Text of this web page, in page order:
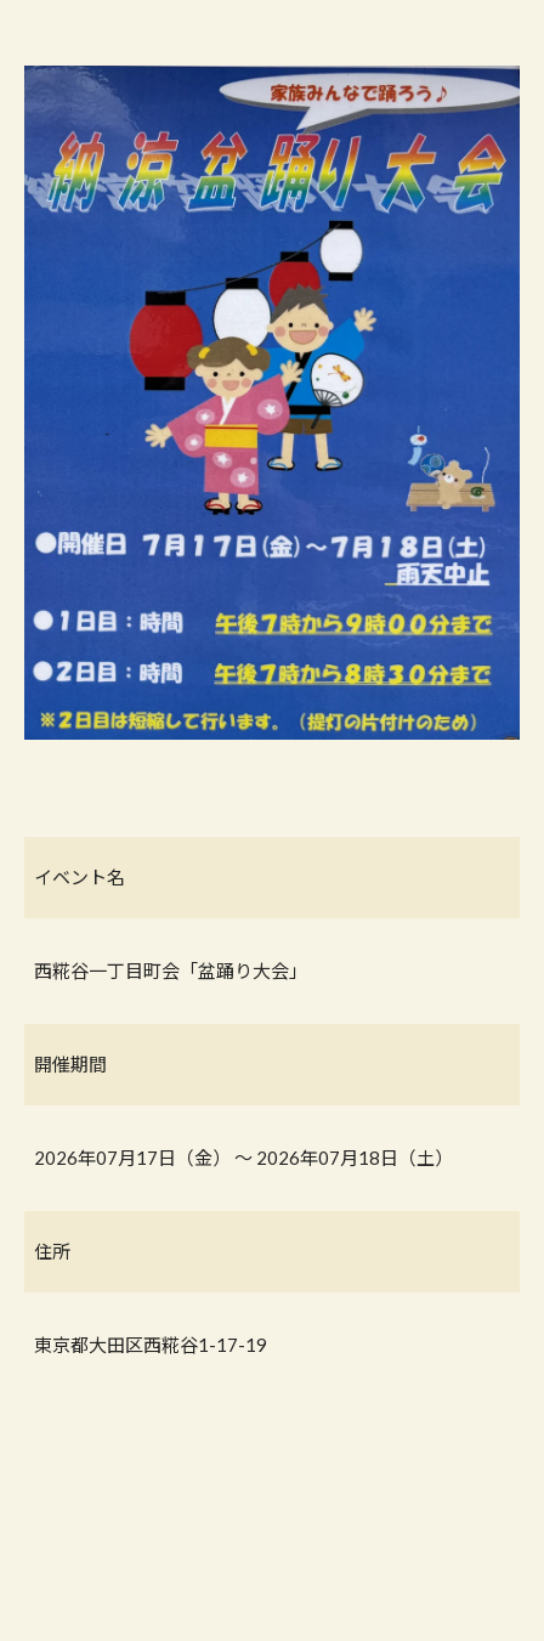
イベント名
西糀谷一丁目町会「盆踊り大会」
開催期間
2026年07月17日（金） 〜 2026年07月18日（土）
住所
東京都大田区西糀谷1-17-19